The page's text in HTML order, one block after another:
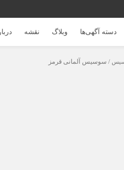
دسته آگهی‌ها وبلاگ نقشه
/ سوسیس آلمانی قرمز